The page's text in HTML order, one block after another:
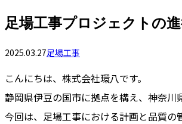
足場工事プロジェクトの
2025.03.27足場工事
こんにちは、株式会社環八です。
静岡県伊豆の国市に拠点を構え、神奈川
今回は、足場工事における計画と品質の